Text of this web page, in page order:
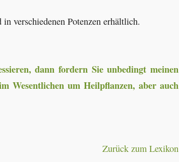
verschiedenen Potenzen erhältlich.
dann fordern Sie unbedingt meinen
Wesentlichen um Heilpflanzen, aber auch
Zurück zum Lexikon